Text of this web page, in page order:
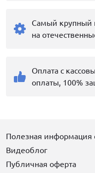
Самый крупный
на
Оплата с
оплаты, 100%
Полезная информация
Видеоблог
Публичная оферта